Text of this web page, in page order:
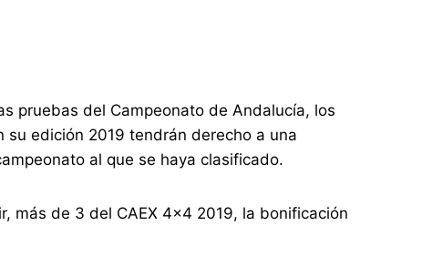
pruebas del Campeonato de Andalucía, los
su edición 2019 tendrán derecho a una
al que se haya clasificado.
más de 3 del CAEX 4×4 2019, la bonificación